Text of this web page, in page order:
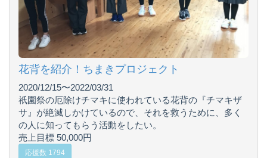
花背を紹介！ちまきプロジェクト
2020/12/15〜2022/03/31
祇園祭の厄除けチマキに使われている花背の『チマキザ
サ』が絶滅しかけているので、それを救うために、多く
の人に知ってもらう活動をしたい。
売上目標 50,000円
応援数 1794